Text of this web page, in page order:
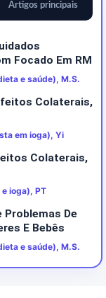
Artigos principais
Focado Em RM
e saúde), M.S.
Colaterais,
em ioga), Yi
Colaterais,
ioga), PT
Problemas De
E Bebês
e saúde), M.S.